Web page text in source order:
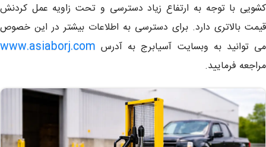
کشویی با توجه به ارتفاع زیاد دسترسی و تحت زاویه عمل کردنش
قیمت بالاتری دارد. برای دسترسی به اطلاعات بیشتر در این خصوص
می توانید به وبسایت آسیابرج به آدرس www.asiaborj.com
مراجعه فرمایید.